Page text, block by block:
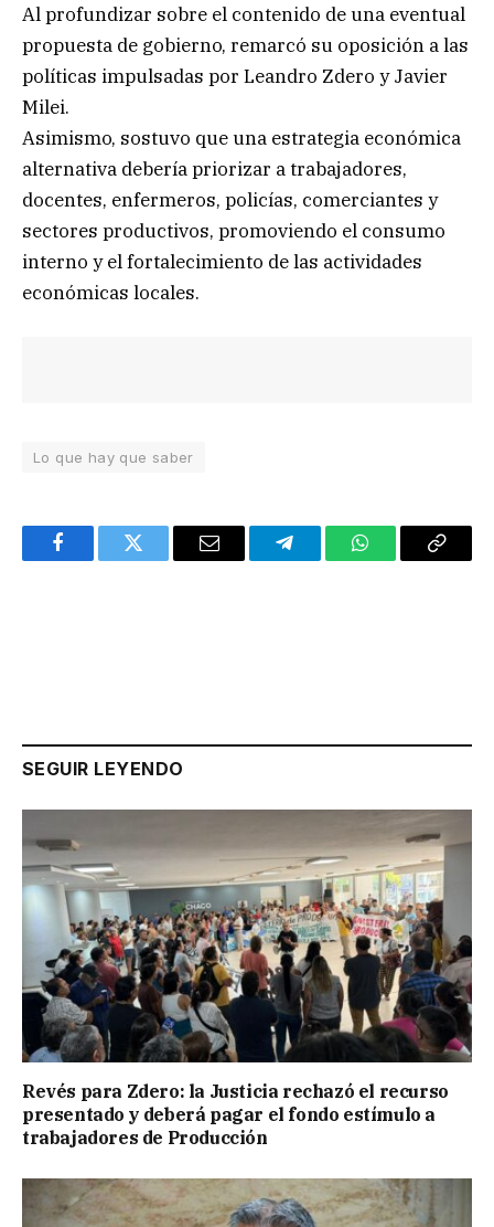
Al profundizar sobre el contenido de una eventual
propuesta de gobierno, remarcó su oposición a las
políticas impulsadas por Leandro Zdero y Javier
Milei.
Asimismo, sostuvo que una estrategia económica
alternativa debería priorizar a trabajadores,
docentes, enfermeros, policías, comerciantes y
sectores productivos, promoviendo el consumo
interno y el fortalecimiento de las actividades
económicas locales.
Lo que hay que saber
FacebookTwitter Email TelegramWhatsAppCopy
SEGUIR LEYENDO
Revés para Zdero: la Justicia rechazó el recurso
presentado y deberá pagar el fondo estímulo a
trabajadores de Producción